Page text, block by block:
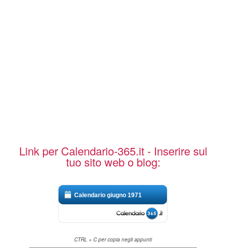
Link per Calendario-365.it - Inserire sul
tuo sito web o blog:
Calendario giugno 1971
CTRL + C per copia negli appunti